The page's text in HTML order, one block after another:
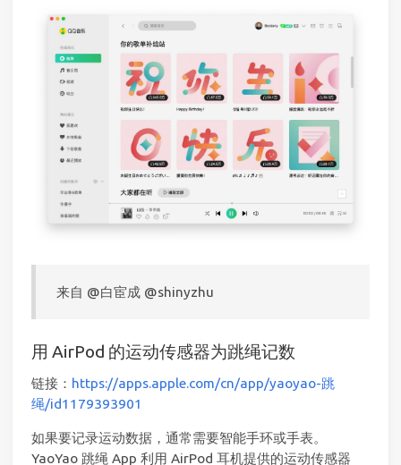
来自 @白宦成 @shinyzhu
用 AirPod 的运动传感器为跳绳记数
链接： https://apps.apple.com/cn/app/yaoyao-跳
绳/id1179393901
如果要记录运动数据，通常需要智能手环或手表。
YaoYao 跳绳 App 利用 AirPod 耳机提供的运动传感器